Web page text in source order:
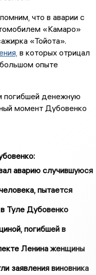
что в аварии с
«Камаро»
«Тойота».
в которых отрицал
опыте
погибшей денежную
момент Дубовенко
:
аварию случившуюся
пытается
Туле Дубовенко
погибшей в
Ленина женщины
заявления виновника